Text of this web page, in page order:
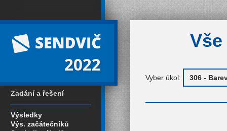
2022
Zadání a řešení
Výsledky
Výs. začátečníků
Vyber úkol: